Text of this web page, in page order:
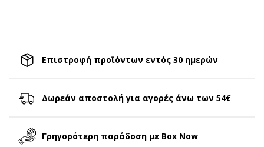
Επιστροφή προϊόντων εντός 30 ημερών
Δωρεάν αποστολή για αγορές άνω των 54€
Γρηγορότερη παράδοση με Box Now